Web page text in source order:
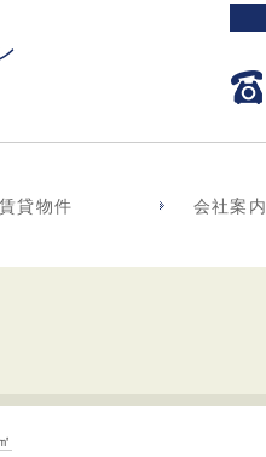
賃貸物件 会社案内